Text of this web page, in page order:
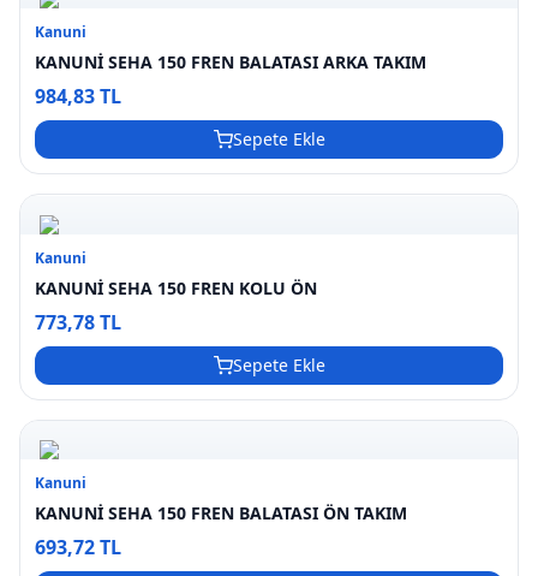
Kanuni
KANUNİ SEHA 150 FREN BALATASI ARKA TAKIM
984,83 TL
Sepete Ekle
Kanuni
KANUNİ SEHA 150 FREN KOLU ÖN
773,78 TL
Sepete Ekle
Kanuni
KANUNİ SEHA 150 FREN BALATASI ÖN TAKIM
693,72 TL